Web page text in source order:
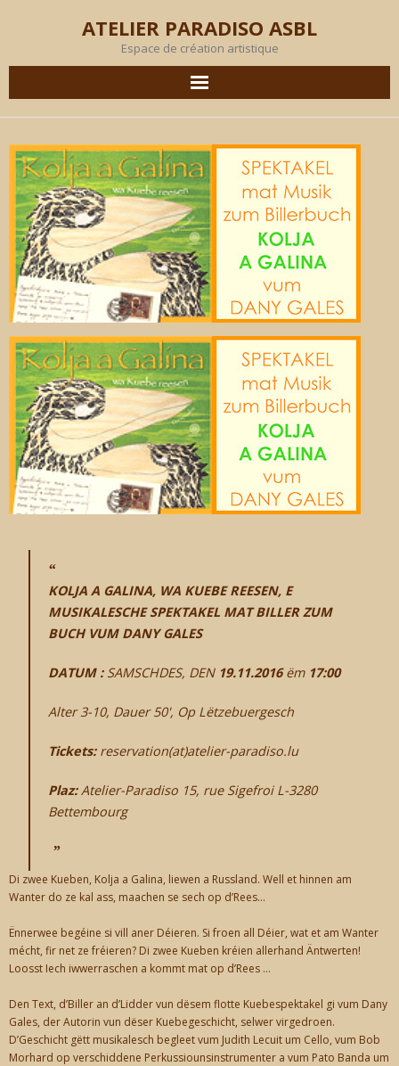
ATELIER PARADISO ASBL
Espace de création artistique
AGENDA
EN IMAGES
PRODUCTION
OBJECTIF
MEMBRES
L’ATELIER
LOCATION
CONTACT
KOLJA A GALINA, WA KUEBE REESEN, E
MUSIKALESCHE SPEKTAKEL MAT BILLER ZUM
BUCH VUM DANY GALES
DATUM : SAMSCHDES, DEN 19.11.2016ëm 17:00
Alter 3-10, Dauer 50', Op Lëtzebuergesch
Tickets:reservation(at)atelier-paradiso.lu
Plaz:Atelier-Paradiso 15, rue Sigefroi L-3280
Bettembourg
Di zwee Kueben, Kolja a Galina, liewen a Russland. Well et hinnen am
Wanter do ze kal ass, maachen se sech op d’Rees...
Ënnerwee begéine si vill aner Déieren. Si froen all Déier, wat et am Wanter
mécht, fir net ze fréieren? Di zwee Kueben kréien allerhand Äntwerten!
Loosst Iech iwwerraschen a kommt mat op d’Rees ...
Den Text, d’Biller an d’Lidder vun dësem flotte Kuebespektakel gi vum Dany
Gales, der Autorin vun dëser Kuebegeschicht, selwer virgedroen.
D’Geschicht gëtt musikalesch begleet vum Judith Lecuit um Cello, vum Bob
Morhard op verschiddene Perkussiounsinstrumenter a vum Pato Banda um